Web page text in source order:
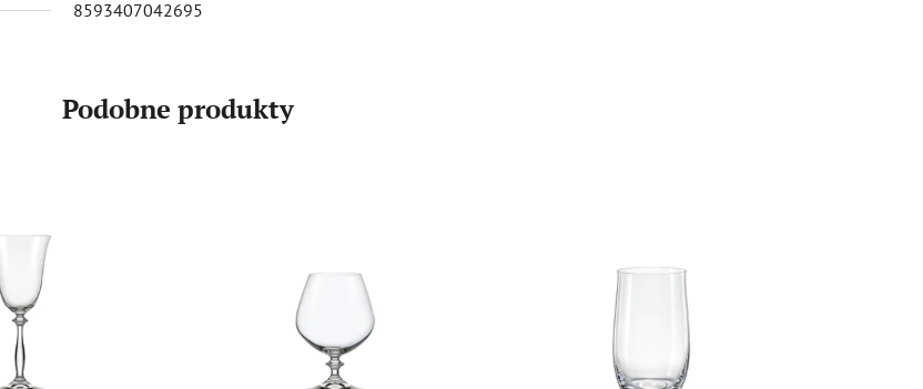
8593407042695
Podobne produkty